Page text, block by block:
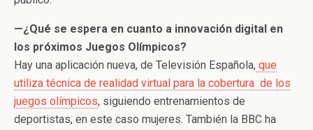
—¿Qué se espera en cuanto a innovación digital en
los próximos Juegos Olímpicos?
Hay una aplicación nueva, de Televisión Española, que
utiliza técnica de realidad virtual para la cobertura de los
juegos olímpicos, siguiendo entrenamientos de
deportistas, en este caso mujeres. También la BBC ha